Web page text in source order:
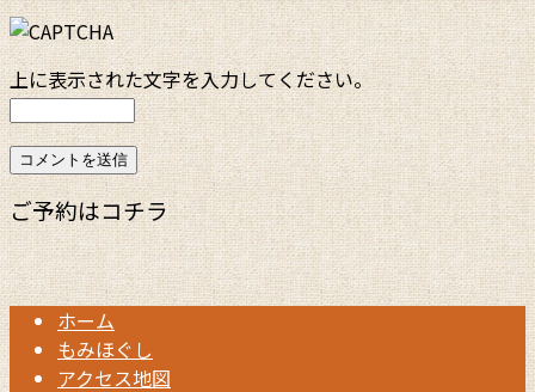
上に表示された文字を入力してください。
ご予約はコチラ
ホーム
もみほぐし
アクセス地図